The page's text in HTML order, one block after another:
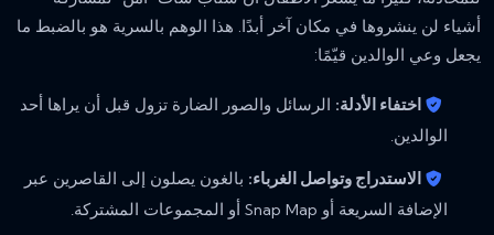
أشياء لن ينشروها في مكان آخر أبدًا. هذا الوهم بالسرية هو بالضبط ما
يجعل وعي الوالدين قيّمًا:
اختفاء الأدلة: الرسائل والصور الضارة تزول قبل أن يراها أحد
الوالدين.
الاستدراج وتواصل الغرباء: بالغون يصلون إلى القاصرين عبر
الإضافة السريعة أو Snap Map أو المجموعات المشتركة.